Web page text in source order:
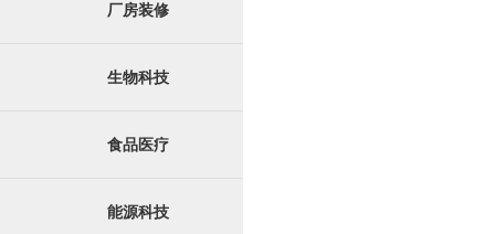
厂房装修
生物科技
食品医疗
能源科技